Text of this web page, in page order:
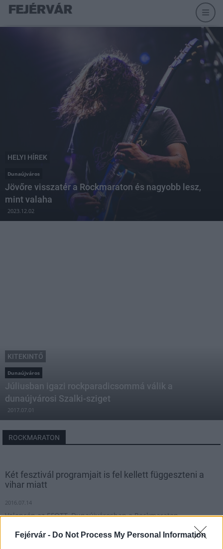
Fejérvár - Do Not Process My Personal Information
HELYI HÍREK
Dunaújváros
Jövőre visszatér a Rockmaraton és nagyobb lesz,
mint valaha
2023.12.02
KITEKINTŐ
Dunaújváros
Júliusban igazi rockparadicsommá válik a
dunaújvárosi Szalki-sziget
2017.07.01
ROCKMARATON
Két fesztivál programjait is fel kellett függeszteni a
vihar miatt
2016.07.14
Velencén az EFOTT, Dunaújvárosban a Rockmaraton
programjait állította le a Katasztrófavédelem, de a résztvevők
nem voltak veszélyben.